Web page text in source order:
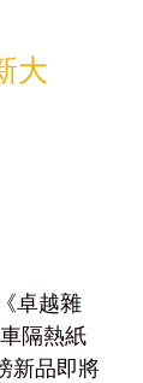
大
卓越雜
隔熱紙
新品即將